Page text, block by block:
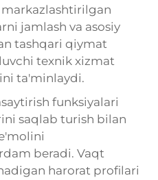
markazlashtirilgan
jamlash va asosiy
tashqari qiymat
texnik xizmat
ta'minlaydi.
funksiyalari
saqlab turish bilan
beradi. Vaqt
harorat profilari